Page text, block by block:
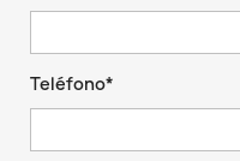
Teléfono*